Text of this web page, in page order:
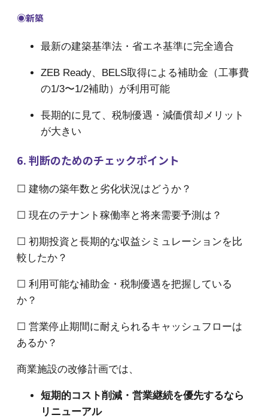
◉新築
最新の建築基準法・省エネ基準に完全適合
ZEB Ready、BELS取得による補助金（工事費
の1/3〜1/2補助）が利用可能
長期的に見て、税制優遇・減価償却メリット
が大きい
6. 判断のためのチェックポイント
☐ 建物の築年数と劣化状況はどうか？
☐ 現在のテナント稼働率と将来需要予測は？
☐ 初期投資と長期的な収益シミュレーションを比
較したか？
☐ 利用可能な補助金・税制優遇を把握している
か？
☐ 営業停止期間に耐えられるキャッシュフローは
あるか？
商業施設の改修計画では、
短期的コスト削減・営業継続を優先するなら
リニューアル